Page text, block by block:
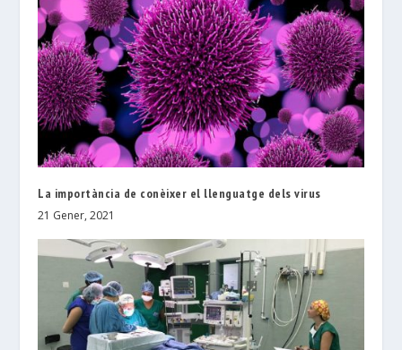
La importància de conèixer el llenguatge dels virus
21 Gener, 2021